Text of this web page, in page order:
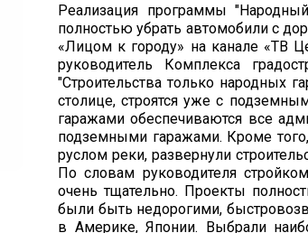
Реализация программы
полностью убрать автомобили с
«Лицом к городу» на канале «ТВ
руководитель Комплекса
"Строительства только народных
столице, строятся уже с
гаражами обеспечиваются все
подземными гаражами. Кроме
руслом реки, развернули
По словам руководителя
очень тщательно. Проекты
были быть недорогими,
в Америке, Японии. Выбрали